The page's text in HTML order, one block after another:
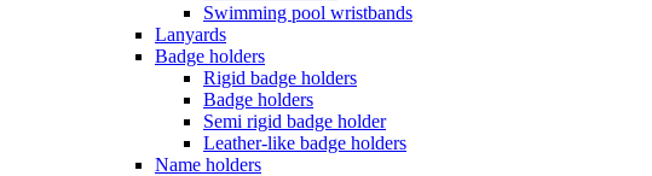
Swimming pool wristbands
Lanyards
Badge holders
Rigid badge holders
Badge holders
Semi rigid badge holder
Leather-like badge holders
Name holders